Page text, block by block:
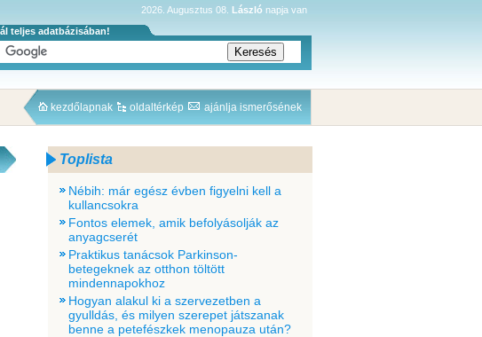
2026. Augusztus 08. László napja van
teljes adatbázisában!
kezdőlapnak oldaltérkép ajánlja ismerősének
Toplista
Nébih: már egész évben figyelni kell a
kullancsokra
Fontos elemek, amik befolyásolják az
anyagcserét
Praktikus tanácsok Parkinson-
betegeknek az otthon töltött
mindennapokhoz
Hogyan alakul ki a szervezetben a
gyulldás, és milyen szerepet játszanak
benne a petefészkek menopauza után?